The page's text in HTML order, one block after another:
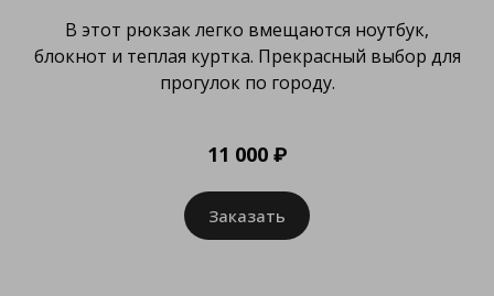
В этот рюкзак легко вмещаются ноутбук,
блокнот и теплая куртка. Прекрасный выбор для
прогулок по городу.
11 000 ₽
Заказать